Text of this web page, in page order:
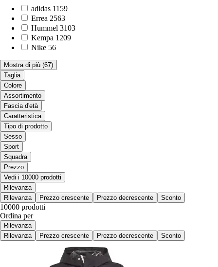
adidas 1159
Errea 2563
Hummel 3103
Kempa 1209
Nike 56
Mostra di più (67)
Taglia
Colore
Assortimento
Fascia d'età
Caratteristica
Tipo di prodotto
Sesso
Sport
Squadra
Prezzo
Vedi i 10000 prodotti
Rilevanza
Rilevanza
Prezzo crescente Prezzo decrescente Sconto
10000 prodotti
Ordina per
Rilevanza
Rilevanza
Prezzo crescente Prezzo decrescente Sconto